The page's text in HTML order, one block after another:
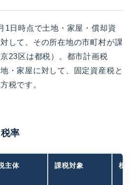
1日時点で土地・家屋・償却資
して、その所在地の市町村が課
23区は都税）。都市計画税
・家屋に対して、固定資産税と
税です。
率
主体 課税対象 標